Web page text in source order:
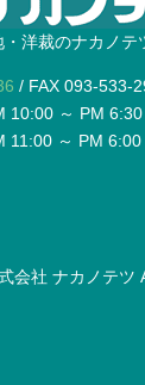
洋裁のナカノテ
/ FAX 093-533-
10:00 ～ PM 6:30
11:00 ～ PM 6:00
会社 ナカノテツ